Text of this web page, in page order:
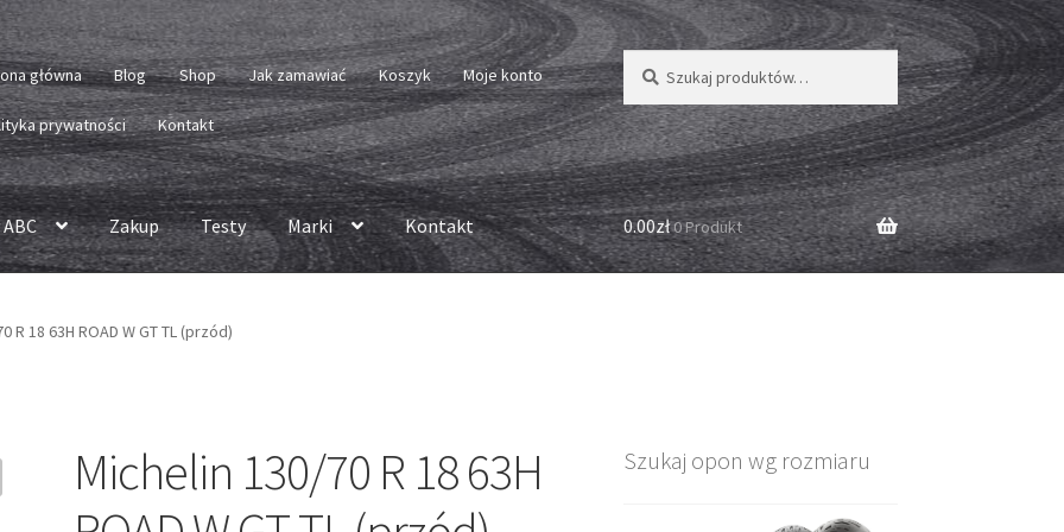
główna Blog Shop Jak zamawiać Koszyk Moje konto
prywatności Kontakt
Szukaj:
Szukaj
Zakup Testy Marki Kontakt 0.00zł0 Produkt
R 18 63H ROAD W GT TL (przód)
Michelin 130/70 R 18 63H
Szukaj opon wg rozmiaru